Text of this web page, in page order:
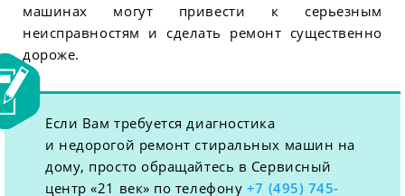
машинах могут привести к серьезным
неисправностям и сделать ремонт существенно
дороже.
Если Вам требуется диагностика
и недорогой ремонт стиральных машин на
дому, просто обращайтесь в Сервисный
центр «21 век» по телефону +7 (495) 745-